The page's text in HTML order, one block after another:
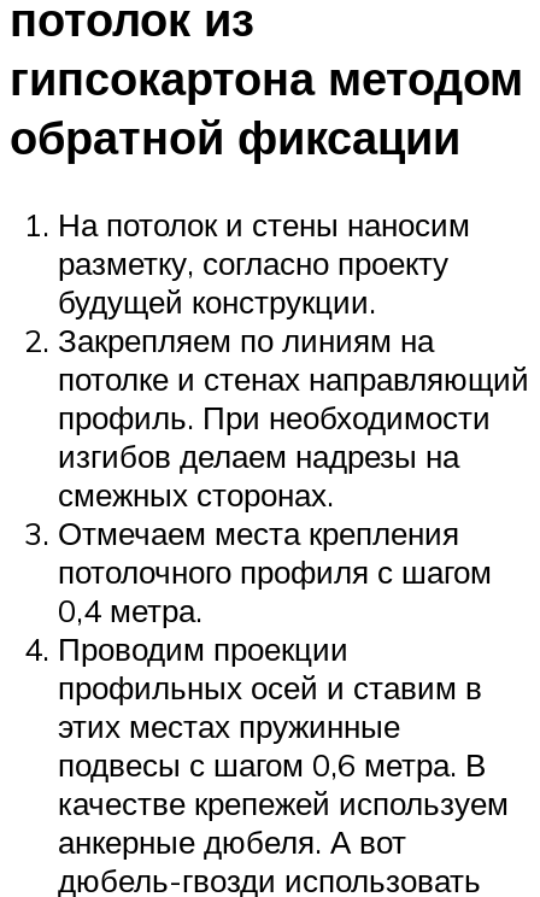
потолок из
гипсокартона методом
обратной фиксации
На потолок и стены наносим
разметку, согласно проекту
будущей конструкции.
Закрепляем по линиям на
потолке и стенах направляющий
профиль. При необходимости
изгибов делаем надрезы на
смежных сторонах.
Отмечаем места крепления
потолочного профиля с шагом
0,4 метра.
Проводим проекции
профильных осей и ставим в
этих местах пружинные
подвесы с шагом 0,6 метра. В
качестве крепежей используем
анкерные дюбеля. А вот
дюбель-гвозди использовать